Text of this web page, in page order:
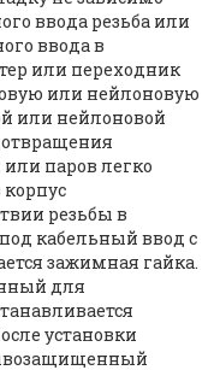
ввода резьба или
ввода в
или переходник
или нейлоновую
или нейлоновой
паров легко
резьбы в
кабельный ввод с
зажимная гайка.
для
установки